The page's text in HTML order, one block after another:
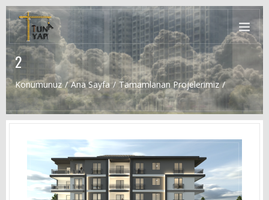
2
Konumunuz Ana Sayfa Tamamlanan Projelerimiz